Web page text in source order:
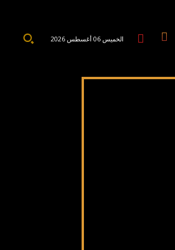
الخميس 06 أغسطس 2026